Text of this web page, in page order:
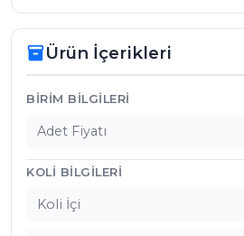
tutarlı biçimde yükseltir.
Öne Çıkan Avantajlar
Kapaklı faraş:Toz ve kirin
önleyerekhijyen
eğilmeden, hızlı temizlik.
Profesyonel kullanım:Ofis,
operasyonlarına uygun.
Dayanıklı yapı:
inventory_2Ürün İçerikleri
Ürün İçerikleri
BIRIM BILGILERI
Adet Fiyatı
KOLI BILGILERI
Koli İçi